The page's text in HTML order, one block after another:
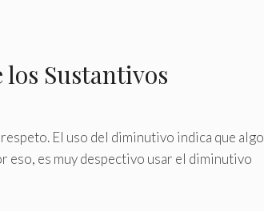
Sustantivos
El uso del diminutivo indica que algo
eso, es muy despectivo usar el diminutivo